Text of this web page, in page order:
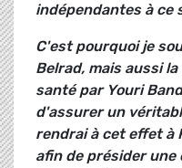
indépendantes à ce
C'est pourquoi je
Belrad, mais aussi
santé par Youri
d'assurer un
rendrai à cet effet à
afin de présider